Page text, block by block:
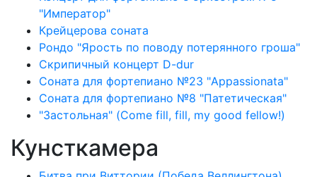
"Император"
Крейцерова соната
Рондо "Ярость по поводу потерянного гроша"
Скрипичный концерт D-dur
Соната для фортепиано №23 "Appassionata"
Соната для фортепиано №8 "Патетическая"
"Застольная" (Come fill, fill, my good fellow!)
Кунсткамера